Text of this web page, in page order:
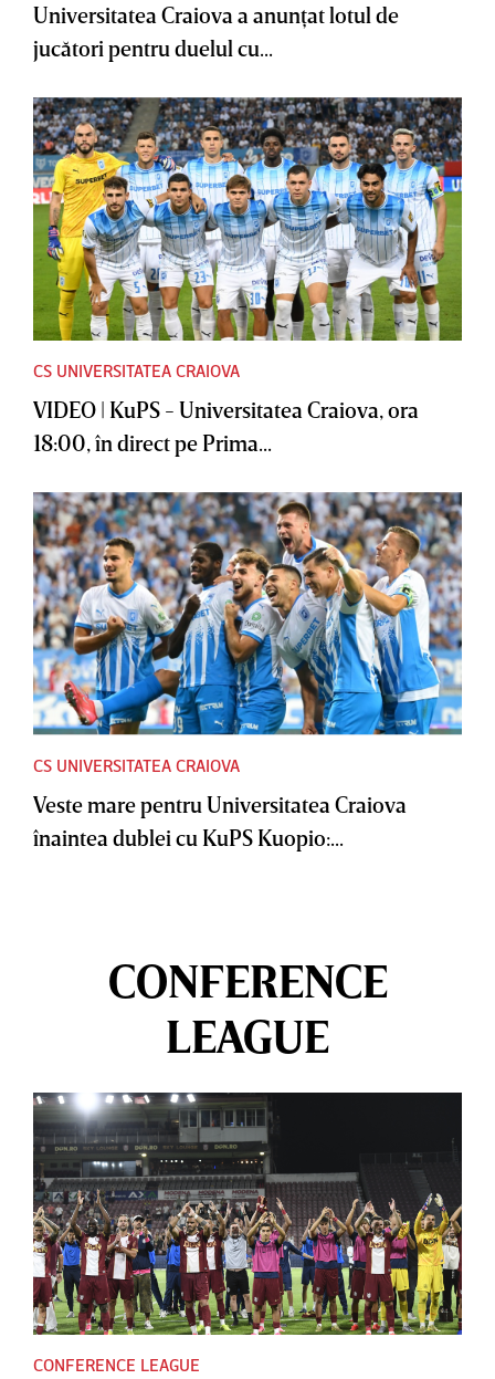
Universitatea Craiova a anunţat lotul de
jucători pentru duelul cu...
CS UNIVERSITATEA CRAIOVA
VIDEO | KuPS - Universitatea Craiova, ora
18:00, în direct pe Prima...
CS UNIVERSITATEA CRAIOVA
Veste mare pentru Universitatea Craiova
înaintea dublei cu KuPS Kuopio:...
CONFERENCE
LEAGUE
CONFERENCE LEAGUE